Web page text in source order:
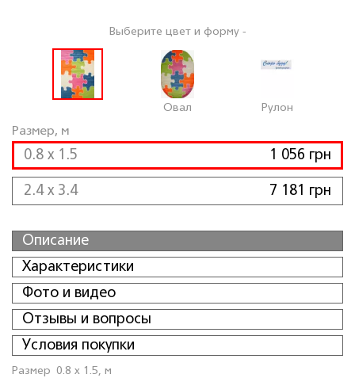
Размер, м
0.8 x 1.5 1 056 грн
2.4 x 3.4 7 181 грн
Выберите цвет и форму -
Овал Рулон
Описание
Характеристики
Фото и видео
Отзывы и вопросы
Условия покупки
Размер 0.8 x 1.5, м